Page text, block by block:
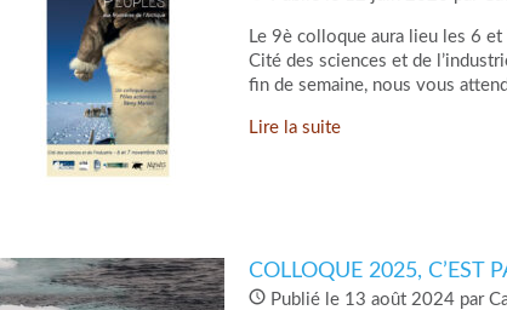
Le 9è colloque aura lieu les 6
Cité des sciences et de
fin de semaine, nous vous
Lire la suite
COLLOQUE 2025, C’EST
Publié le 13 août 2024 par